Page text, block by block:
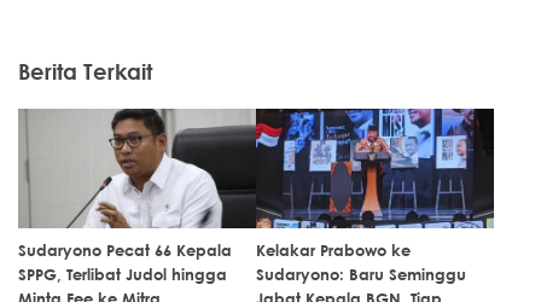
Berita Terkait
Sudaryono Pecat 66 Kepala
SPPG, Terlibat Judol hingga
Minta Fee ke Mitra
Kelakar Prabowo ke
Sudaryono: Baru Seminggu
Jabat Kepala BGN, Tiap